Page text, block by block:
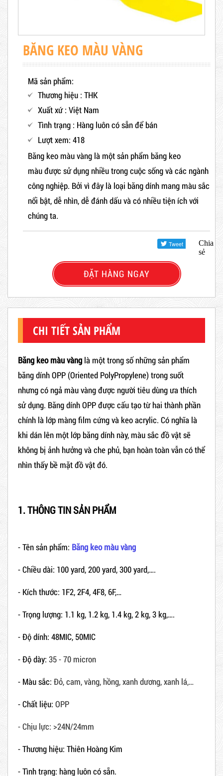
BĂNG KEO MÀU VÀNG
Mã sản phẩm:
Thương hiệu : THK
Xuất xứ : Việt Nam
Tình trạng : Hàng luôn có sẵn để bán
Lượt xem: 418
Băng keo màu vàng là một sản phẩm băng keo
màu được sử dụng nhiều trong cuộc sống và các ngành
công nghiệp. Bởi vì đây là loại băng dính mang màu sắc
nổi bật, dễ nhìn, dễ đánh dấu và có nhiều tiện ích với
chúng ta.
Chia
sẻ
ĐẶT HÀNG NGAY
CHI TIẾT SẢN PHẨM
Băng keo màu vàng là một trong số những sản phẩm
băng dính OPP (Oriented PolyPropylene) trong suốt
nhưng có ngả màu vàng được người tiêu dùng ưa thích
sử dụng. Băng dính OPP được cấu tạo từ hai thành phần
chính là lớp màng film cứng và keo acrylic. Có nghĩa là
khi dán lên một lớp băng dính này, màu sắc đồ vật sẽ
không bị ảnh hưởng và che phủ, bạn hoàn toàn vẫn có thể
nhìn thấy bề mặt đồ vật đó.
1. THÔNG TIN SẢN PHẨM
- Tên sản phẩm: Băng keo màu vàng
- Chiều dài: 100 yard, 200 yard, 300 yard,….
- Kích thước: 1F2, 2F4, 4F8, 6F,…
- Trọng lượng: 1.1 kg, 1.2 kg, 1.4 kg, 2 kg, 3 kg,….
- Độ dính: 48MIC, 50MIC
- Độ dày: 35 - 70 micron
- Màu sắc: Đỏ, cam, vàng, hồng, xanh dương, xanh lá,…
- Chất liệu: OPP
- Chịu lực: >24N/24mm
- Thương hiệu: Thiên Hoàng Kim
- Tình trạng: hàng luôn có sẵn.